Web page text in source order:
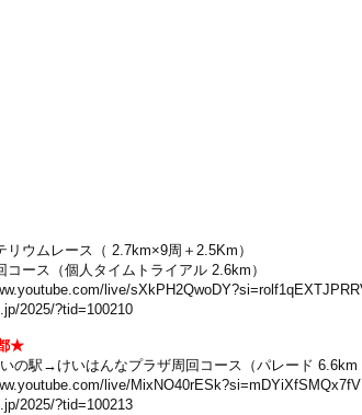
リウムレース（ 2.7km×9周＋2.5Km）
コース（個人タイムトライアル 2.6km）
live/
2025/?tid=100210
★
の駅→けいはんなプラザ周回コース（パレード
live/
2025/?tid=100213